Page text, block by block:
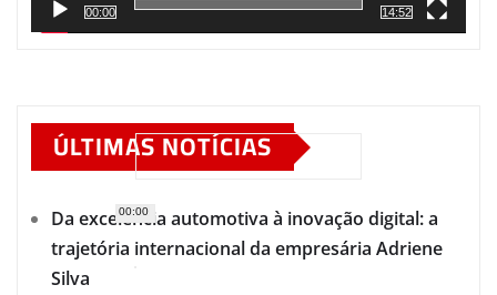
00:00
00:00
14:52
ÚLTIMAS NOTÍCIAS
Da excelência automotiva à inovação digital: a
trajetória internacional da empresária Adriene
Silva